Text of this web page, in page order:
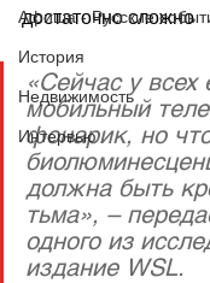
Афиша - Русские
История
Недвижимость
Интервью
достаточно сложно
«Сейчас у всех
мобильный
фонарик, но
должна быть
тьма», –
одного из
издание WSL.